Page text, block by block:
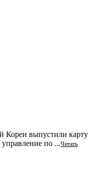
Кореи выпустили карту
по ...Читать